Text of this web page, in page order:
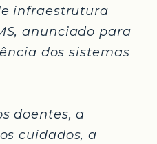
infraestrutura
anunciado para
dos sistemas
doentes, a
cuidados, a